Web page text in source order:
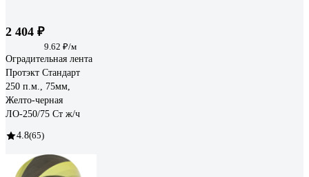
2 404 ₽
9.62 ₽/м
Оградительная лента
Протэкт Стандарт
250 п.м., 75мм,
Желто-черная
ЛО-250/75 Ст ж/ч
4.8(65)